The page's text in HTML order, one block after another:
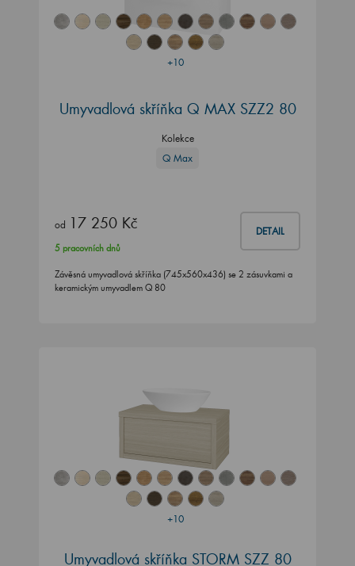
+10
Umyvadlová skříňka Q MAX SZZ2 80
Kolekce
Q Max
od 17 250 Kč DETAIL
5 pracovních dnů
Závěsná umyvadlová skříňka (745x560x436) se 2 zásuvkami a
keramickým umyvadlem Q 80
+10
Umyvadlová skříňka STORM SZZ 80